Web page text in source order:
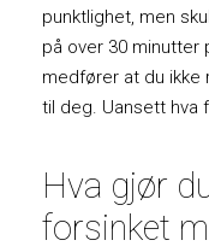
punktlighet, men
på over 30 minutter
medfører at du ikke
til deg. Uansett hva
Hva gjør
forsinket